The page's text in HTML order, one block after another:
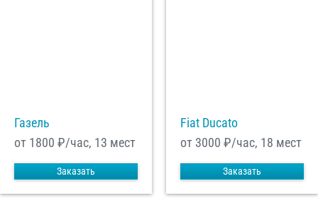
Газель
от 1800 ₽/час, 13 мест
Заказать
Fiat Ducato
от 3000 ₽/час, 18 мест
Заказать